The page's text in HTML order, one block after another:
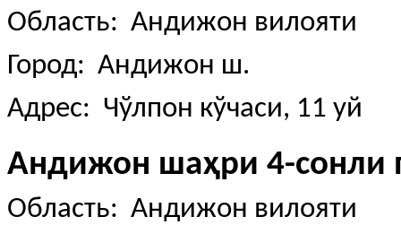
Область: Андижон вилояти
Город: Андижон ш.
Адрес: Чўлпон кўчаси, 11 уй
Андижон шаҳри 4-сонли
Область: Андижон вилояти